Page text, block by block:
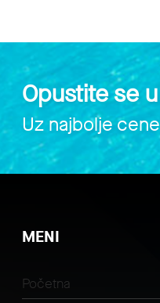
Opustite se
Uz najbolje
MENI
Početna